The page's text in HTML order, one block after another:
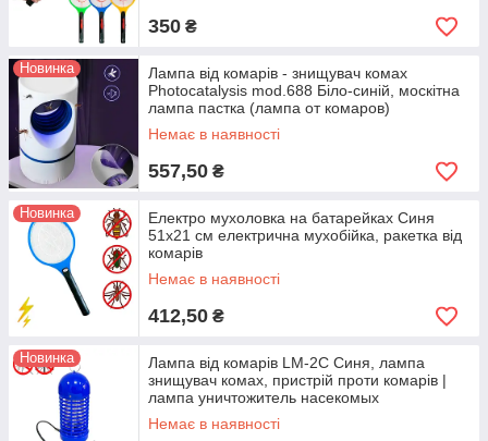
350 ₴
Новинка
Лампа від комарів - знищувач комах
Photocatalysis mod.688 Біло-синій, москітна
лампа пастка (лампа от комаров)
Немає в наявності
557,50 ₴
Новинка
Електро мухоловка на батарейках Синя
51x21 см електрична мухобійка, ракетка від
комарів
Немає в наявності
412,50 ₴
Новинка
Лампа від комарів LM-2С Синя, лампа
знищувач комах, пристрій проти комарів |
лампа уничтожитель насекомых
Немає в наявності